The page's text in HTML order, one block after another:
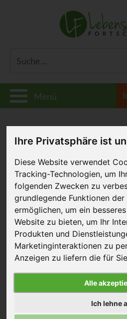
Ihre Privatsphäre ist
Diese Website verwendet
Tracking-Technologien, um
folgenden Zwecken zu
grundlegende Funktionen der
ermöglichen, um ein
Website zu bieten, um Ihr
Produkten und
Marketinginteraktionen zu
Anzeigen zu liefern die für
Alle
Ich lehne
Menü
Aldi Nord &
Gemeinsame
Tierschutz-
19. März 2019